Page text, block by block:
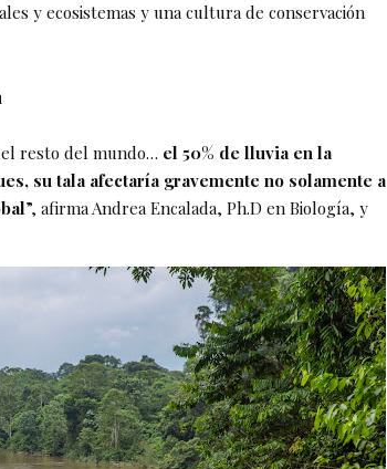
y ecosistemas y una cultura de conservación
el resto del mundo… el 50% de lluvia en la
su tala afectaría gravemente no solamente a
”, afirma Andrea Encalada, Ph.D en Biología, y